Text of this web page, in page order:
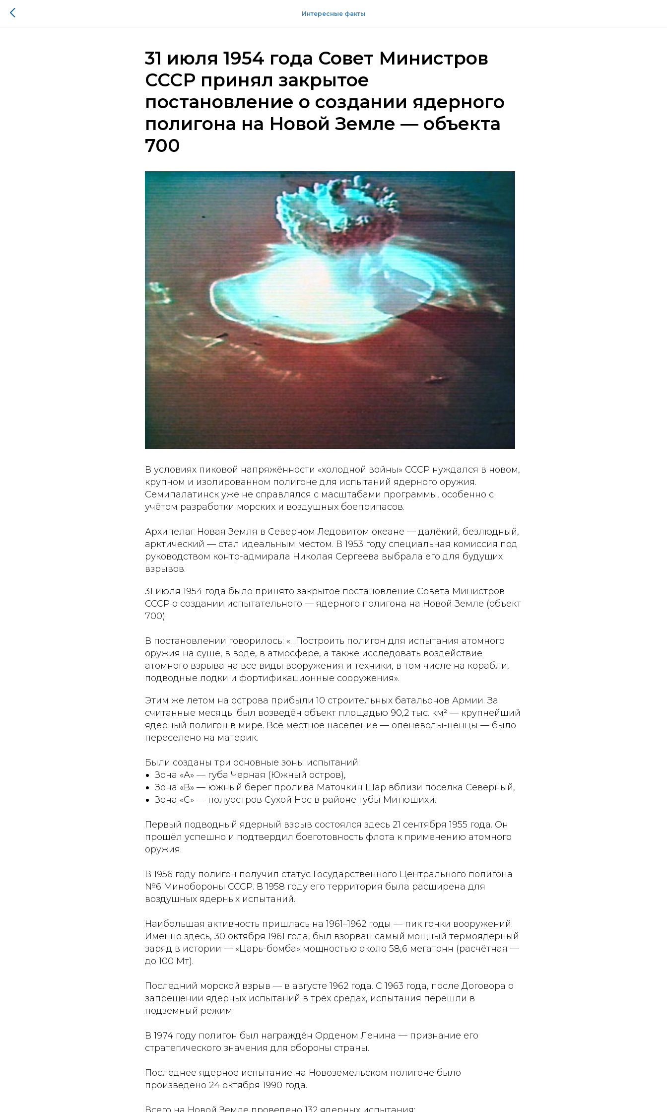
Интересные факты
31 июля 1954 года Совет Министров
СССР принял закрытое
постановление о создании ядерного
полигона на Новой Земле — объекта
700
В условиях пиковой напряжённости «холодной войны» СССР нуждался в новом,
крупном и изолированном полигоне для испытаний ядерного оружия.
Семипалатинск уже не справлялся с масштабами программы, особенно с
учётом разработки морских и воздушных боеприпасов.
Архипелаг Новая Земля в Северном Ледовитом океане — далёкий, безлюдный,
арктический — стал идеальным местом. В 1953 году специальная комиссия под
руководством контр-адмирала Николая Сергеева выбрала его для будущих
взрывов.
31 июля 1954 года было принято закрытое постановление Совета Министров
СССР о создании испытательного — ядерного полигона на Новой Земле (объект
700).
В постановлении говорилось: «…Построить полигон для испытания атомного
оружия на суше, в воде, в атмосфере, а также исследовать воздействие
атомного взрыва на все виды вооружения и техники, в том числе на корабли,
подводные лодки и фортификационные сооружения».
Этим же летом на острова прибыли 10 строительных батальонов Армии. За
считанные месяцы был возведён объект площадью 90,2 тыс. км² — крупнейший
ядерный полигон в мире. Всё местное население — оленеводы-ненцы — было
переселено на материк.
Были созданы три основные зоны испытаний:
Зона «А» — губа Черная (Южный остров),
Зона «В» — южный берег пролива Маточкин Шар вблизи поселка Северный,
Зона «С» — полуостров Сухой Нос в районе губы Митюшихи.
Первый подводный ядерный взрыв состоялся здесь 21 сентября 1955 года. Он
прошёл успешно и подтвердил боеготовность флота к применению атомного
оружия.
В 1956 году полигон получил статус Государственного Центрального полигона
№6 Минобороны СССР. В 1958 году его территория была расширена для
воздушных ядерных испытаний.
Наибольшая активность пришлась на 1961–1962 годы — пик гонки вооружений.
Именно здесь, 30 октября 1961 года, был взорван самый мощный термоядерный
заряд в истории — «Царь-бомба» мощностью около 58,6 мегатонн (расчётная —
до 100 Мт).
Последний морской взрыв — в августе 1962 года. С 1963 года, после Договора о
запрещении ядерных испытаний в трёх средах, испытания перешли в
подземный режим.
В 1974 году полигон был награждён Орденом Ленина — признание его
стратегического значения для обороны страны.
Последнее ядерное испытание на Новоземельском полигоне было
произведено 24 октября 1990 года.